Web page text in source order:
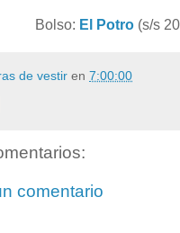
Bolso: El Potro (s/s
de vestir en 7:00:00
comentario